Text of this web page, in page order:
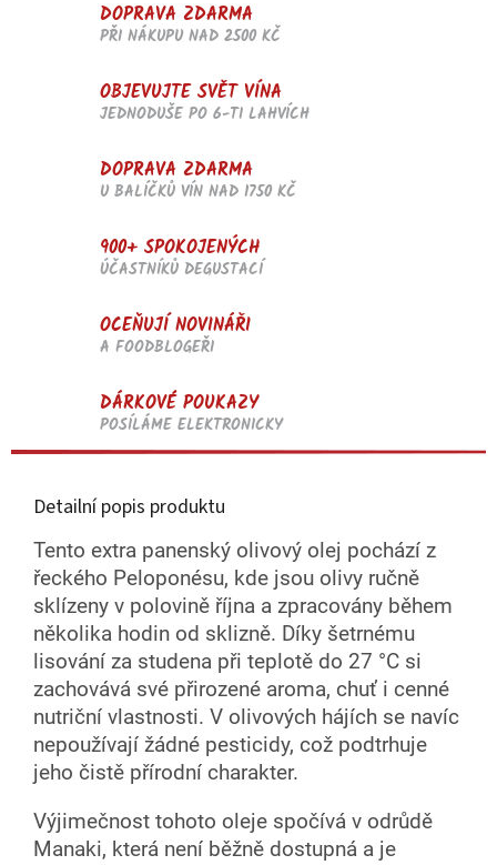
DOPRAVA ZDARMA
PŘI NÁKUPU NAD 2500 KČ
OBJEVUJTE SVĚT VÍNA
JEDNODUŠE PO 6-TI LAHVÍCH
DOPRAVA ZDARMA
U BALÍČKŮ VÍN NAD 1750 KČ
900+ SPOKOJENÝCH
ÚČASTNÍKŮ DEGUSTACÍ
OCEŇUJÍ NOVINÁŘI
A FOODBLOGEŘI
DÁRKOVÉ POUKAZY
POSÍLÁME ELEKTRONICKY
Detailní popis produktu
Tento extra panenský olivový olej pochází z
řeckého Peloponésu, kde jsou olivy ručně
sklízeny v polovině října a zpracovány během
několika hodin od sklizně. Díky šetrnému
lisování za studena při teplotě do 27 °C si
zachovává své přirozené aroma, chuť i cenné
nutriční vlastnosti. V olivových hájích se navíc
nepoužívají žádné pesticidy, což podtrhuje
jeho čistě přírodní charakter.
Výjimečnost tohoto oleje spočívá v odrůdě
Manaki, která není běžně dostupná a je